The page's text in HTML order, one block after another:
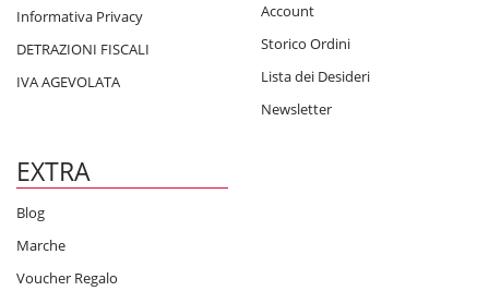
Informativa Privacy
DETRAZIONI FISCALI
IVA AGEVOLATA
Account
Storico Ordini
Lista dei Desideri
Newsletter
EXTRA
Blog
Marche
Voucher Regalo